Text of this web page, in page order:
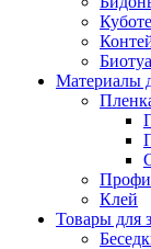
Материалы
Клей
Товары для